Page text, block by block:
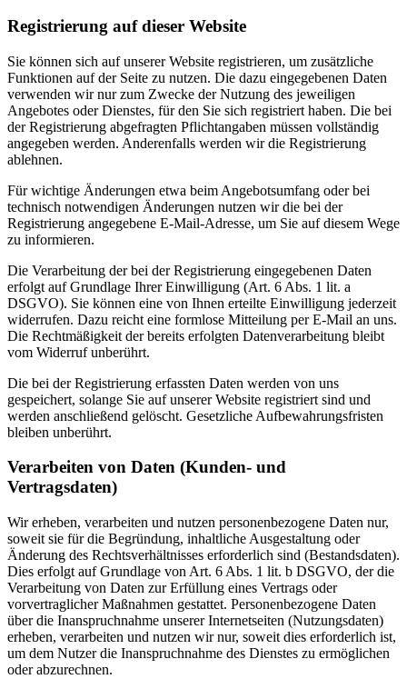
Registrierung auf dieser Website
Sie können sich auf unserer Website registrieren, um zusätzliche
Funktionen auf der Seite zu nutzen. Die dazu eingegebenen Daten
verwenden wir nur zum Zwecke der Nutzung des jeweiligen
Angebotes oder Dienstes, für den Sie sich registriert haben. Die bei
der Registrierung abgefragten Pflichtangaben müssen vollständig
angegeben werden. Anderenfalls werden wir die Registrierung
ablehnen.
Für wichtige Änderungen etwa beim Angebotsumfang oder bei
technisch notwendigen Änderungen nutzen wir die bei der
Registrierung angegebene E-Mail-Adresse, um Sie auf diesem Wege
zu informieren.
Die Verarbeitung der bei der Registrierung eingegebenen Daten
erfolgt auf Grundlage Ihrer Einwilligung (Art. 6 Abs. 1 lit. a
DSGVO). Sie können eine von Ihnen erteilte Einwilligung jederzeit
widerrufen. Dazu reicht eine formlose Mitteilung per E-Mail an uns.
Die Rechtmäßigkeit der bereits erfolgten Datenverarbeitung bleibt
vom Widerruf unberührt.
Die bei der Registrierung erfassten Daten werden von uns
gespeichert, solange Sie auf unserer Website registriert sind und
werden anschließend gelöscht. Gesetzliche Aufbewahrungsfristen
bleiben unberührt.
Verarbeiten von Daten (Kunden- und
Vertragsdaten)
Wir erheben, verarbeiten und nutzen personenbezogene Daten nur,
soweit sie für die Begründung, inhaltliche Ausgestaltung oder
Änderung des Rechtsverhältnisses erforderlich sind (Bestandsdaten).
Dies erfolgt auf Grundlage von Art. 6 Abs. 1 lit. b DSGVO, der die
Verarbeitung von Daten zur Erfüllung eines Vertrags oder
vorvertraglicher Maßnahmen gestattet. Personenbezogene Daten
über die Inanspruchnahme unserer Internetseiten (Nutzungsdaten)
erheben, verarbeiten und nutzen wir nur, soweit dies erforderlich ist,
um dem Nutzer die Inanspruchnahme des Dienstes zu ermöglichen
oder abzurechnen.